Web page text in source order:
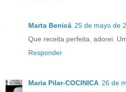
Marta Benicá 25 de mayo de
Que receita perfeita, adorei.
Responder
Maria Pilar-COCINICA 26 de